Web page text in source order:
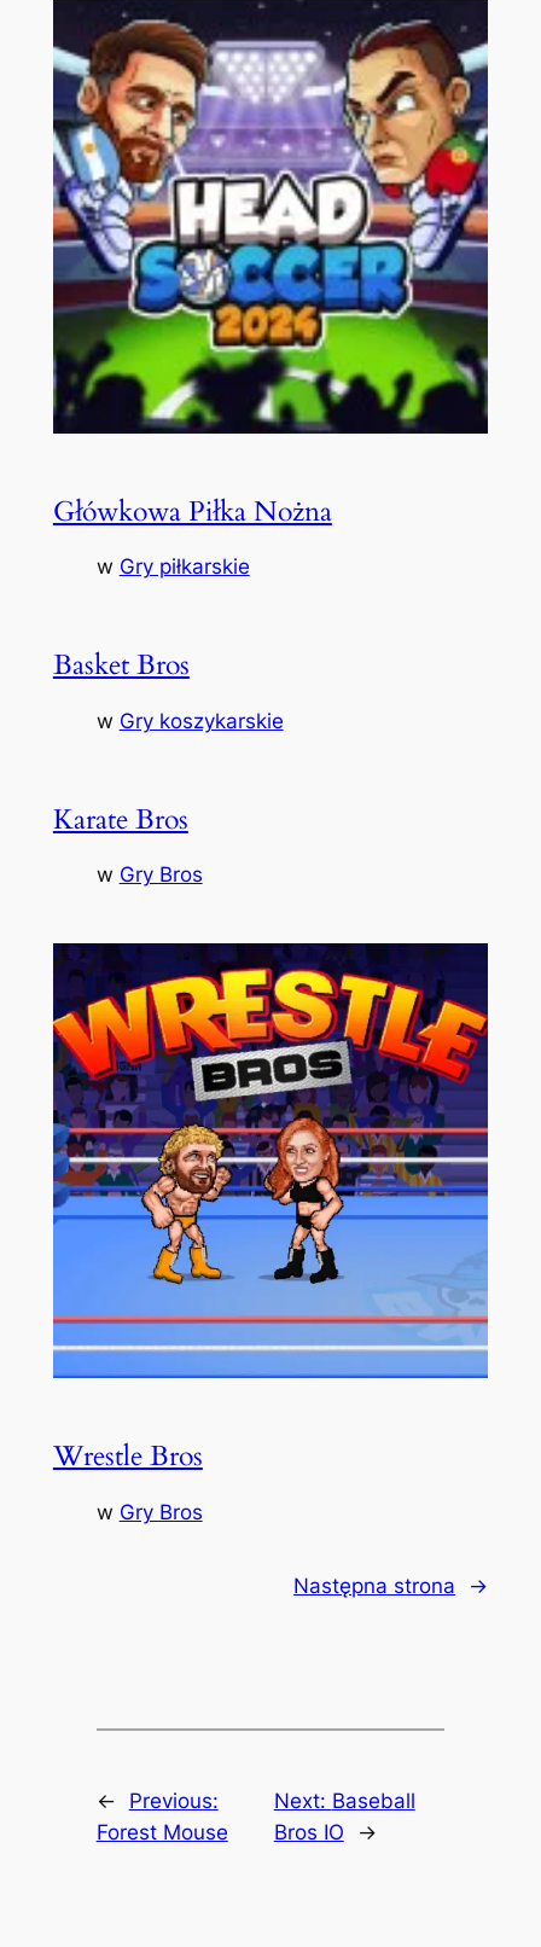
Główkowa Piłka Nożna
w Gry piłkarskie
Basket Bros
w Gry koszykarskie
Karate Bros
w Gry Bros
Wrestle Bros
w Gry Bros
Następna strona →
←
Previous:
Forest Mouse
Next: Baseball
Bros IO
→